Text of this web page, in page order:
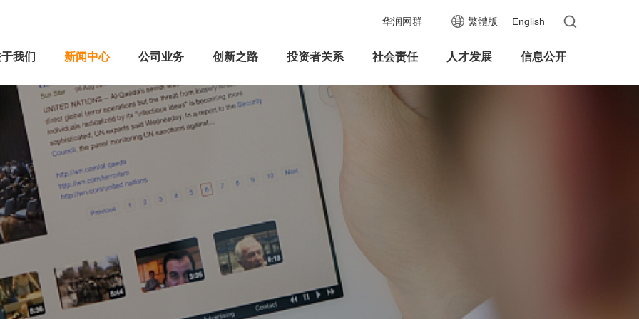
华润网群 繁體版 English
我们 新闻中心 公司业务 创新之路 投资者关系 社会责任 人才发展 信息公开